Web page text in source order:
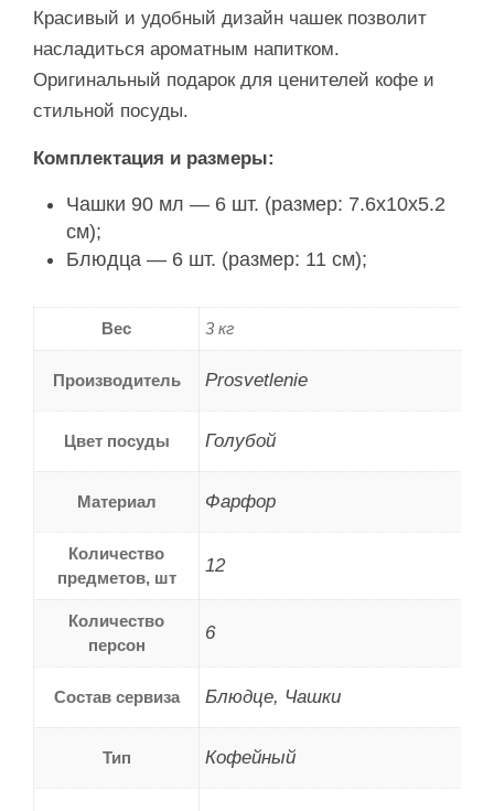
Красивый и удобный дизайн чашек позволит
насладиться ароматным напитком.
Оригинальный подарок для ценителей кофе и
стильной посуды.
Комплектация и размеры:
Чашки 90 мл — 6 шт. (размер: 7.6x10x5.2
см);
Блюдца — 6 шт. (размер: 11 см);
Вес 3 кг
Производитель Prosvetlenie
Цвет посуды Голубой
Материал Фарфор
Количество
предметов, шт
12
Количество
персон
6
Состав сервиза Блюдце, Чашки
Тип Кофейный